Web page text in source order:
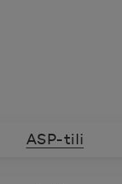
ASP-tili